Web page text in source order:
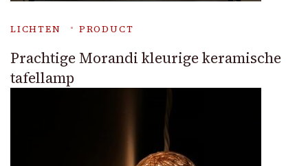
LICHTEN PRODUCT
Prachtige Morandi kleurige keramische
tafellamp